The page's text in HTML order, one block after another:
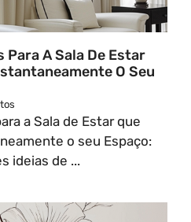
Para A Sala De Estar
O Seu
a Sala de Estar que
o seu Espaço:
ideias de ...